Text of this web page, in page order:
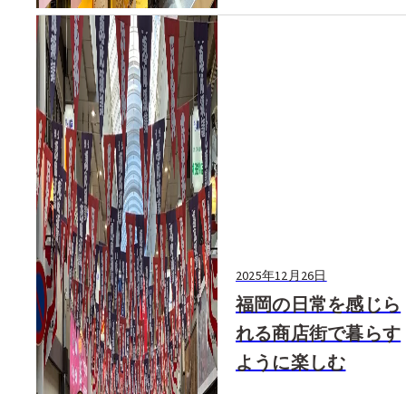
2025年12月26日
福岡の日常を感じら
れる商店街で暮らす
ように楽しむ